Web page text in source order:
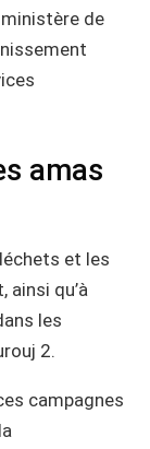
de
amas
et les
ainsi qu’à
les
2.
campagnes